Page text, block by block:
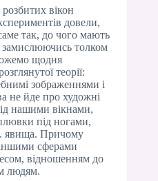
вікон
довели,
так, до чого мають
замислюючись толком
щодня
теорії:
зображеннями і
не йде про художні
нашими вікнами,
під ногами,
явища. Причому
сферами
відношенням до
людям.